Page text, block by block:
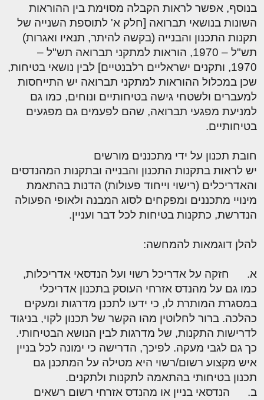
בנוסף, אפשר לראות הקבלה מסוימת בין ההוראות
השונות בנושאי תברואה [חלק א' לתוספת השנייה של
תקנות התכנון והבנייה (בקשה להיתר, תנאיו ואגרות)
תש"ל – 1970, הוראות למתקני תברואה תש"ל –
1970, ותקנים ישראליים רלבנטיים] לבין נושאי בטיחות,
שכן במכלול ההוראות למתקני תברואה יש התייחסות
למעברים ולשטחי גישה בטיחותיים ונוחים, כמו גם
למניעת מפגעי תברואה, שהם לפעמים גם מפגעים
בטיחותיים.
חובת תכנון על ידי מתכננים מורשים
יש לראות בתקנות התכנון והבנייה ובתקנות המהנדסים
והאדריכלים (רישוי וייחוד פעולות) הדנות בהתאמת
מינויי מתכננים ומפקחים לסוג המבנה ולאופי הפעולה
הנדרשת, כתקנות בטיחות לכל דבר ועניין.
להלן דוגמאות להמחשה:
א. חזקה על אדריכל רשוי ועל הנדסאי אדריכלות,
כמו גם על מהנדס אזרחי העוסק בתכנון אדריכלי
במסגרת המותרת לו, כי ידעו לתכנן מדרגות ומעקים
כהלכה. ברור לחלוטין מהו הקשר של תכנון לקוי, בניגוד
לדרישות התקנות, של מדרגות לבין הנושא הבטיחותי.
כך גם לגבי מעקה. לפיכך, הדרישה כי ימונה לכל בניין
איש מקצוע רשום/רשוי היא מטילה על המתכנן גם
תכנון בטיחותי בהתאמה לתקנות ולתקנים.
ב. הנדסאי בניין או מהנדס אזרחי רשום רשאים